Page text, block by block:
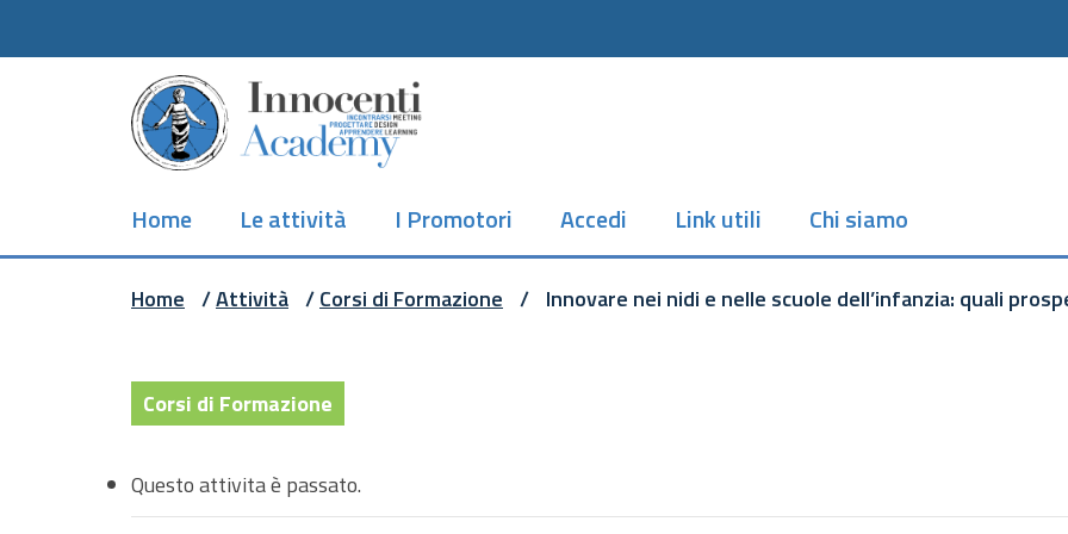
Home
Le attività I Promotori Accedi Link utili Chi siamo
Home /Attività /Corsi di Formazione / Innovare nei nidi e nelle scuole dell’infanzia: quali
Corsi di Formazione
Questo attivita è passato.